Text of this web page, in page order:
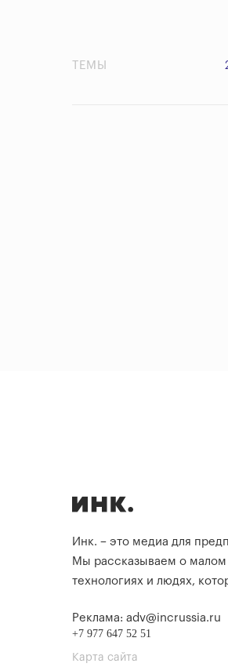
ТЕМЫ
Инк. – это медиа для
Мы рассказываем о
технологиях и людях,
Реклама: adv@incrussia.ru
+7 977 647 52 51
Карта сайта